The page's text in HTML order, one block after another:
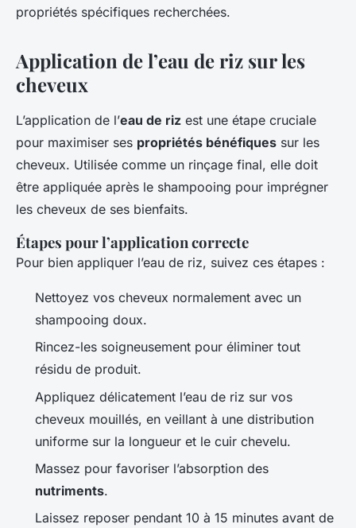
propriétés spécifiques recherchées.
Application de l’eau de riz sur les
cheveux
L’application de l’eau de riz est une étape cruciale
pour maximiser ses propriétés bénéfiques sur les
cheveux. Utilisée comme un rinçage final, elle doit
être appliquée après le shampooing pour imprégner
les cheveux de ses bienfaits.
Étapes pour l’application correcte
Pour bien appliquer l’eau de riz, suivez ces étapes :
Nettoyez vos cheveux normalement avec un
shampooing doux.
Rincez-les soigneusement pour éliminer tout
résidu de produit.
Appliquez délicatement l’eau de riz sur vos
cheveux mouillés, en veillant à une distribution
uniforme sur la longueur et le cuir chevelu.
Massez pour favoriser l’absorption des
nutriments.
Laissez reposer pendant 10 à 15 minutes avant de